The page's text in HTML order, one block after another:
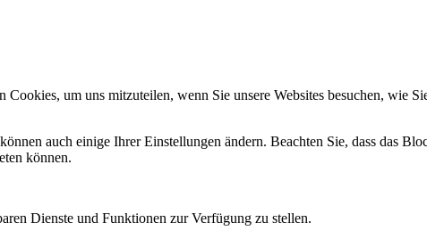
um uns mitzuteilen, wenn Sie unsere Websites besuchen, wie
auch einige Ihrer Einstellungen ändern. Beachten Sie, dass das
können.
Dienste und Funktionen zur Verfügung zu stellen.